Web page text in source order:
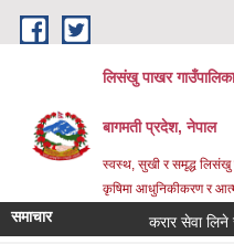
Skip to main content
लिसंखु पाखर
बागमती प्रदेश, नेपाल
स्वस्थ, सुखी र समृद्ध लिसंखु
कृषिमा आधुनिकीकरण र
समाचार करार सेवा लिने